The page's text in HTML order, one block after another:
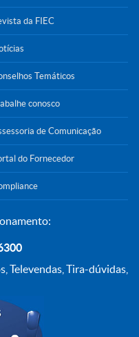
da FIEC
Temáticos
conosco
de Comunicação
do Fornecedor
Televendas, Tira-dúvidas,